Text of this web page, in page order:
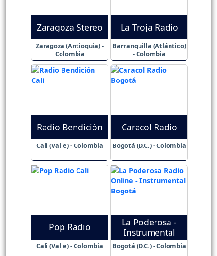
Zaragoza Stereo
Zaragoza (Antioquia) -
Colombia
La Troja Radio
Barranquilla (Atlántico)
- Colombia
Radio Bendición
Cali (Valle) - Colombia
Caracol Radio
Bogotá (D.C.) - Colombia
Pop Radio
Cali (Valle) - Colombia
La Poderosa -
Instrumental
Bogotá (D.C.) - Colombia